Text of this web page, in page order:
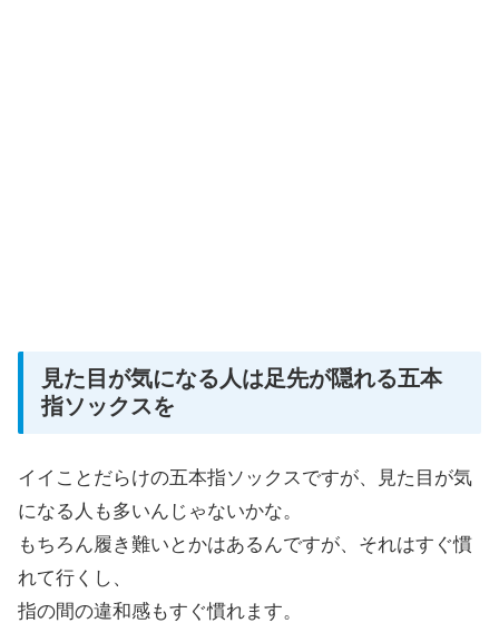
見た目が気になる人は足先が隠れる五本
指ソックスを
イイことだらけの五本指ソックスですが、見た目が気
になる人も多いんじゃないかな。
もちろん履き難いとかはあるんですが、それはすぐ慣
れて行くし、
指の間の違和感もすぐ慣れます。